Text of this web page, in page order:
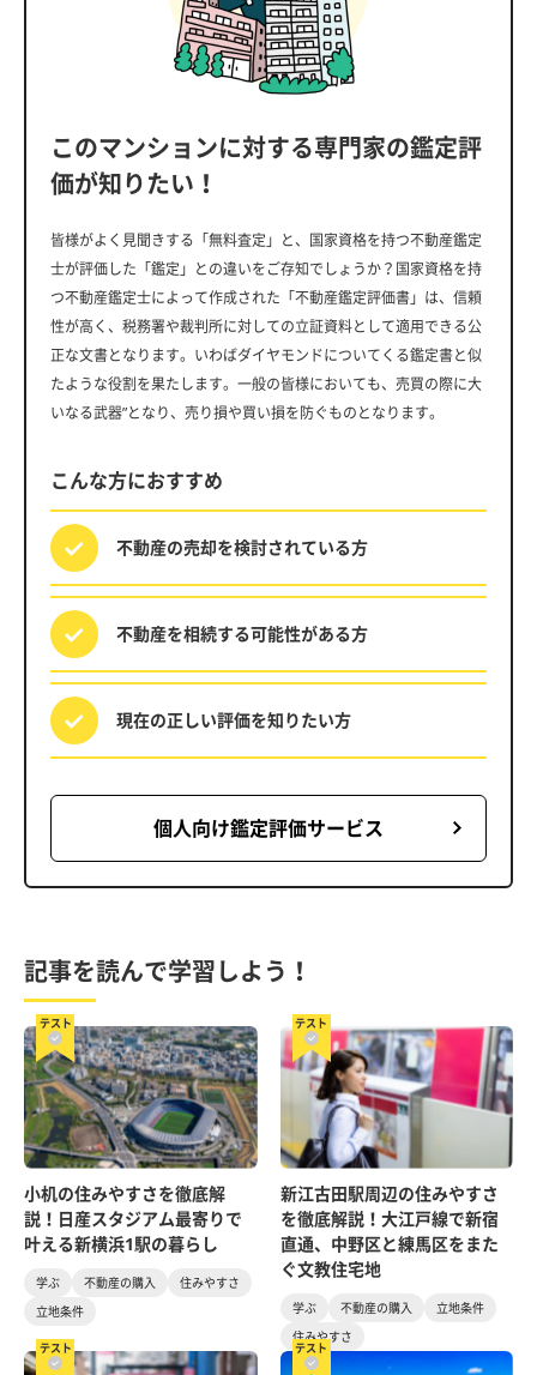
このマンションに対する専門家の鑑定評
価が知りたい！
皆様がよく見聞きする「無料査定」と、国家資格を持つ不動産鑑定
士が評価した「鑑定」との違いをご存知でしょうか？国家資格を持
つ不動産鑑定士によって作成された「不動産鑑定評価書」は、信頼
性が高く、税務署や裁判所に対しての立証資料として適用できる公
正な文書となります。いわばダイヤモンドについてくる鑑定書と似
たような役割を果たします。一般の皆様においても、売買の際に大
いなる武器”となり、売り損や買い損を防ぐものとなります。
こんな方におすすめ
不動産の売却を検討されている方
不動産を相続する可能性がある方
現在の正しい評価を知りたい方
個人向け鑑定評価サービス
記事を読んで学習しよう！
テスト
小机の住みやすさを徹底解
説！日産スタジアム最寄りで
叶える新横浜1駅の暮らし
学ぶ 不動産の購入
住みやすさ
立地条件
テスト
新江古田駅周辺の住みやすさ
を徹底解説！大江戸線で新宿
直通、中野区と練馬区をまた
ぐ文教住宅地
学ぶ 不動産の購入
立地条件
住みやすさ
テスト テスト